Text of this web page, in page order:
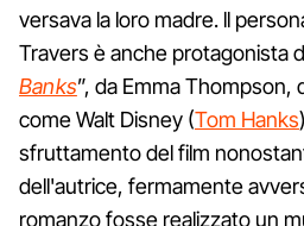
versava la loro madre. ll
Travers è anche protagonista
Banks”, da Emma
come Walt Disney (Tom Hanks
sfruttamento del film
dell'autrice, fermamente
romanzo fosse realizzato un